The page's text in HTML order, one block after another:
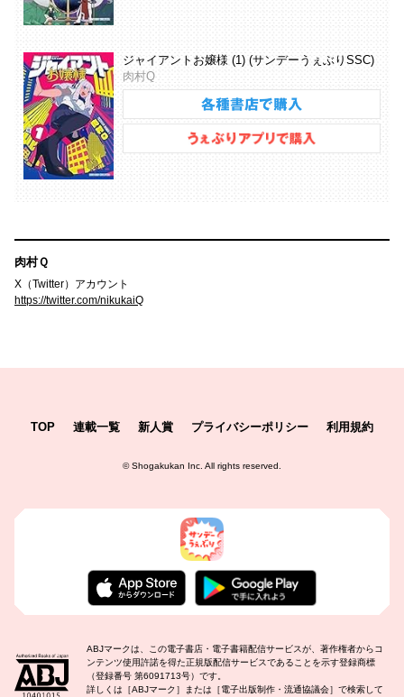
ジャイアントお嬢様 (1) (サンデーうぇぶりSSC)
肉村Q
肉村Ｑ
X（Twitter）アカウント
https://twitter.com/nikukaiQ
TOP 連載一覧 新人賞 プライバシーポリシー 利用規約
©Shogakukan Inc. All rights reserved.
ABJマークは、この電子書店・電子書籍配信サービスが、著作権者からコ
ンテンツ使用許諾を得た正規版配信サービスであることを示す登録商標
（登録番号 第6091713号）です。
詳しくは［ABJマーク］または［電子出版制作・流通協議会］で検索して